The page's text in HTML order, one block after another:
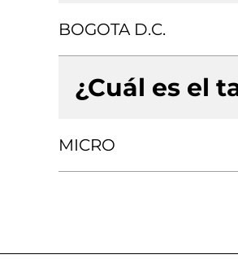
BOGOTA D.C.
¿Cuál es el
MICRO